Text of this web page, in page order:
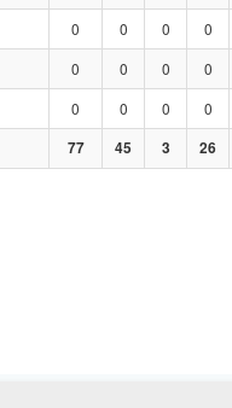
0 0 0 0
0 0 0 0
0 0 0 0
77 45 3 26